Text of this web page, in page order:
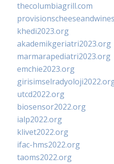
thecolumbiagrill.com
khedi2023.org
akademikgeriatri2023.org
marmarapediatri2023.org
emchie2023.org
utcd2022.org
biosensor2022.org
ialp2022.org
klivet2022.org
ifac-hms2022.org
taoms2022.org